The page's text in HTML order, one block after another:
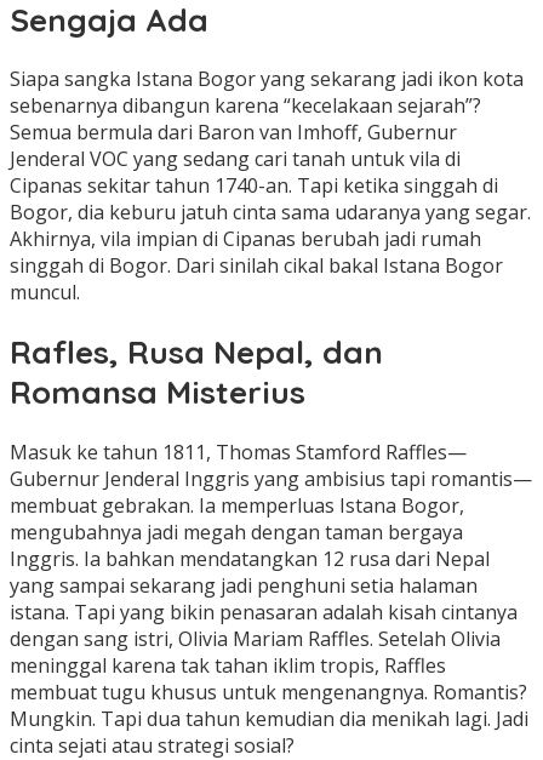
Sengaja Ada
Siapa sangka Istana Bogor yang sekarang jadi ikon kota
sebenarnya dibangun karena “kecelakaan sejarah”?
Semua bermula dari Baron van Imhoff, Gubernur
Jenderal VOC yang sedang cari tanah untuk vila di
Cipanas sekitar tahun 1740-an. Tapi ketika singgah di
Bogor, dia keburu jatuh cinta sama udaranya yang segar.
Akhirnya, vila impian di Cipanas berubah jadi rumah
singgah di Bogor. Dari sinilah cikal bakal Istana Bogor
muncul.
Rafles, Rusa Nepal, dan
Romansa Misterius
Masuk ke tahun 1811, Thomas Stamford Raffles—
Gubernur Jenderal Inggris yang ambisius tapi romantis—
membuat gebrakan. Ia memperluas Istana Bogor,
mengubahnya jadi megah dengan taman bergaya
Inggris. Ia bahkan mendatangkan 12 rusa dari Nepal
yang sampai sekarang jadi penghuni setia halaman
istana. Tapi yang bikin penasaran adalah kisah cintanya
dengan sang istri, Olivia Mariam Raffles. Setelah Olivia
meninggal karena tak tahan iklim tropis, Raffles
membuat tugu khusus untuk mengenangnya. Romantis?
Mungkin. Tapi dua tahun kemudian dia menikah lagi. Jadi
cinta sejati atau strategi sosial?